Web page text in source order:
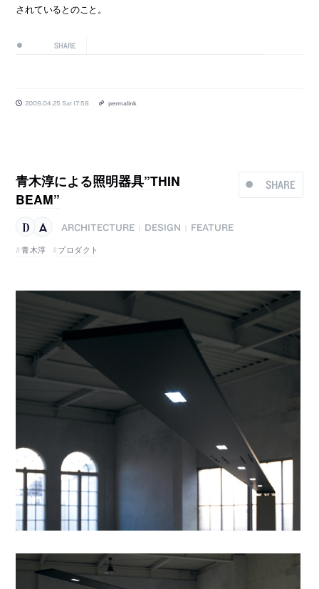
されているとのこと。
SHARE
2009.04.25 Sat 17:58 permalink
SHARE
青木淳による照明器具”THIN
BEAM”
ARCHITECTURE DESIGN
FEATURE
青木淳
プロダクト